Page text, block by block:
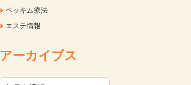
ペッキム療法
エステ情報
アーカイブス